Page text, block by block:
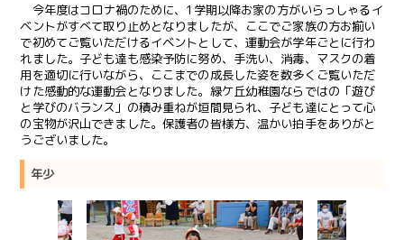
今年度はコロナ禍のために、1学期以降お家の方がいらっしゃるイ
ベントがすべて取り止めとなりましたが、ここでご家族の方お揃い
で初めてご覧いただけるイベントとして、運動会が学年ごとに行わ
れました。子ども達も感染予防に努め、手洗い、消毒、マスクの着
用を適切に行いながら、ここまでの成長した姿を数多くご覧いただ
けた感動的な運動会となりました。緑ケ丘幼稚園ならではの「遊び
と学びのバランス」の積み重ねが垣間見られ、子ども達にとって心
の宝物が沢山できました。保護者の皆様方、温かい拍手をありがと
うございました。
年少